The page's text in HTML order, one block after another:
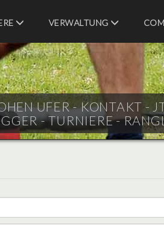
VERWALTUNG
UFER - KONTAKT -
- TURNIERE -